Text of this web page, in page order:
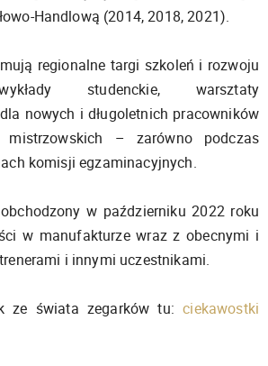
Handlową (2014, 2018, 2021).
regionalne targi szkoleń i rozwoju
studenckie, warsztaty
nowych i długoletnich pracowników
– zarówno podczas
komisji egzaminacyjnych.
w październiku 2022 roku
w manufakturze wraz z obecnymi i
i innymi uczestnikami.
ze świata zegarków tu:ciekawostki